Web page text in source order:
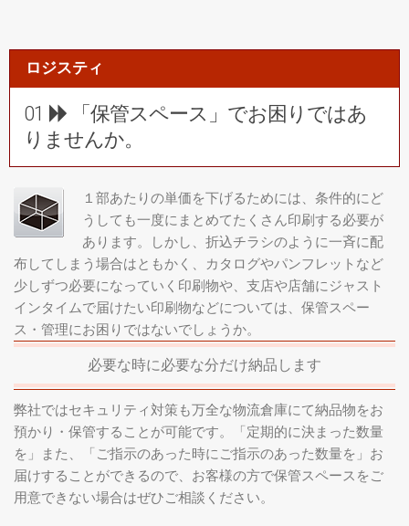
ロジスティ
01
「保管スペース」でお困りではあ
りませんか。
１部あたりの単価を下げるためには、条件的にど
うしても一度にまとめてたくさん印刷する必要が
あります。しかし、折込チラシのように一斉に配
布してしまう場合はともかく、カタログやパンフレットなど
少しずつ必要になっていく印刷物や、支店や店舗にジャスト
インタイムで届けたい印刷物などについては、保管スペー
ス・管理にお困りではないでしょうか。
必要な時に必要な分だけ納品します
弊社ではセキュリティ対策も万全な物流倉庫にて納品物をお
預かり・保管することが可能です。「定期的に決まった数量
を」また、「ご指示のあった時にご指示のあった数量を」お
届けすることができるので、お客様の方で保管スペースをご
用意できない場合はぜひご相談ください。